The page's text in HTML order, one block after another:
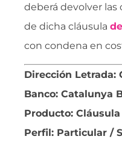
deberá devolver
de dicha cláusula
con condena en
Dirección Letrada:
Banco: Catalunya
Producto: Cláusula
Perfil: Particular /